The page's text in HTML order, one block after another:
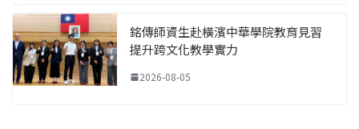
銘傳師資生赴橫濱中華學院教育見習
提升跨文化教學實力
2026-08-05